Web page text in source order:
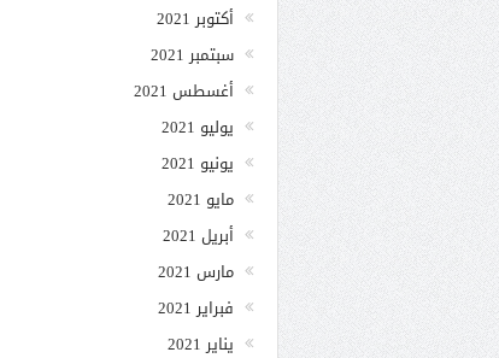
أكتوبر 2021
سبتمبر 2021
أغسطس 2021
يوليو 2021
يونيو 2021
مايو 2021
أبريل 2021
مارس 2021
فبراير 2021
يناير 2021